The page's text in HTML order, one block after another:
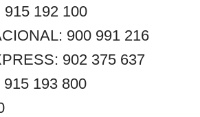
192 100
900 991 216
902 375 637
193 800